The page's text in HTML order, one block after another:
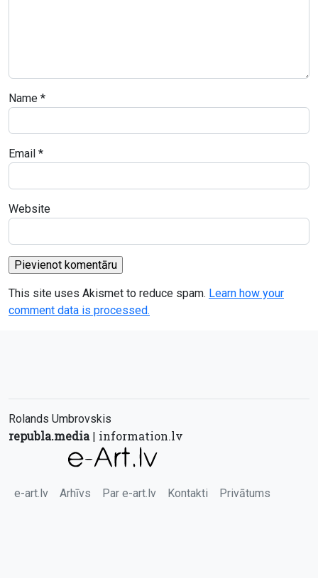
Name *
Email *
Website
This site uses Akismet to reduce spam. Learn how your
comment data is processed.
Rolands Umbrovskis
republa.media| information.lv
e-art.lv Arhīvs Par e-art.lv Kontakti Privātums